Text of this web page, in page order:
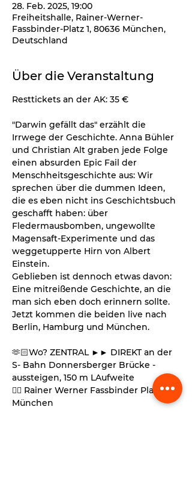
28. Feb. 2025, 19:00
Freiheitshalle, Rainer-Werner-
Fassbinder-Platz 1, 80636 München,
Deutschland
Über die Veranstaltung
Resttickets an der AK: 35 €
"Darwin gefällt das" erzählt die
Irrwege der Geschichte. Anna Bühler
und Christian Alt graben jede Folge
einen absurden Epic Fail der
Menschheitsgeschichte aus: Wir
sprechen über die dummen Ideen,
die es eben nicht ins Geschichtsbuch
geschafft haben: über
Fledermausbomben, ungewollte
Magensaft-Experimente und das
weggetupperte Hirn von Albert
Einstein.
Geblieben ist dennoch etwas davon:
Eine mitreißende Geschichte, an die
man sich eben doch erinnern sollte.
Jetzt kommen die beiden live nach
Berlin, Hamburg und München.
🫶🏻Wo? ZENTRAL ►► DIREKT an der
S- Bahn Donnersberger Brücke -
aussteigen, 150 m LAufweite
👉🏻 Rainer Werner Fassbinder Platz 1 in
München